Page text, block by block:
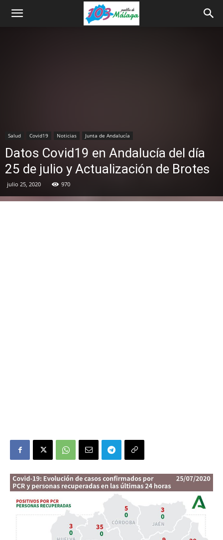
Salud Covid19 Noticias Junta de Andalucía
Datos Covid19 en Andalucía del día
25 de julio y Actualización de Brotes
julio 25, 2020 970